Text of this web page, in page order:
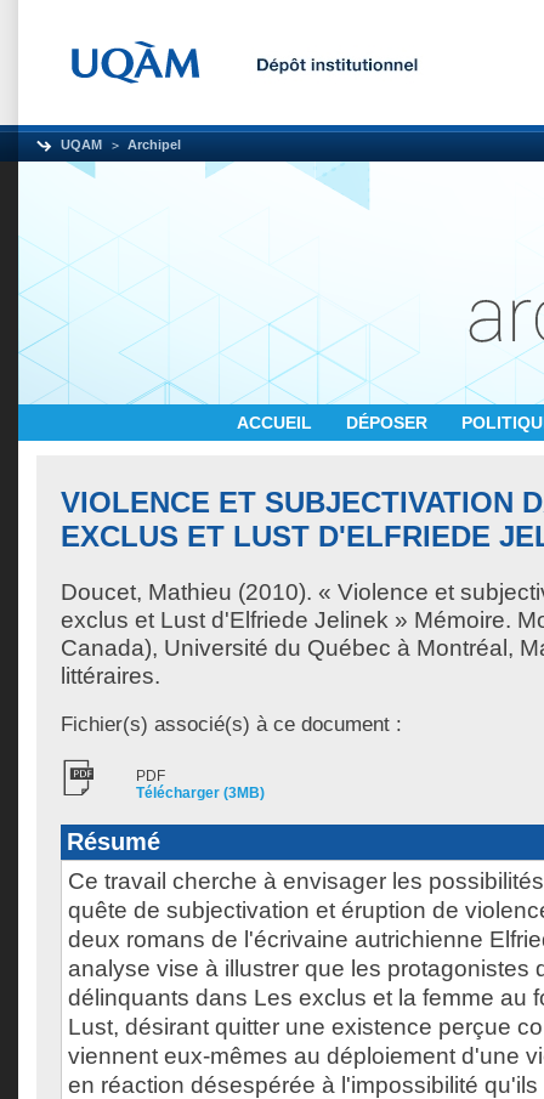
UQAM Archipel
ACCUEIL DÉPOSER
VIOLENCE ET SUBJECTIVATION
EXCLUS ET LUST D'ELFRIEDE
Doucet, Mathieu (2010). « Violence et
exclus et Lust d'Elfriede Jelinek » Mémoire.
Canada), Université du Québec à Montréal,
littéraires.
Fichier(s) associé(s) à ce document :
PDF
Télécharger (3MB)
Résumé
Ce travail cherche à envisager les
quête de subjectivation et éruption de
deux romans de l'écrivaine autrichienne
analyse vise à illustrer que les protagonistes
délinquants dans Les exclus et la femme au
Lust, désirant quitter une existence perçue
viennent eux-mêmes au déploiement d'une
en réaction désespérée à l'impossibilité